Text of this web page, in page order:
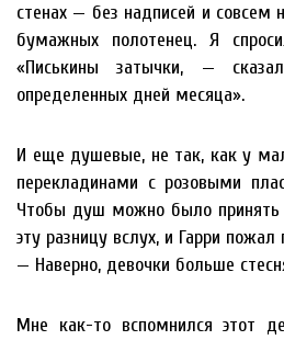
стенах — без надписей и совсем
бумажных полотенец. Я
«Писькины затычки, —
определенных дней месяца».
И еще душевые, не так, как у
перекладинами с розовыми
Чтобы душ можно было принять
эту разницу вслух, и Гарри пожал
— Наверно, девочки больше
Мне как-то вспомнился этот